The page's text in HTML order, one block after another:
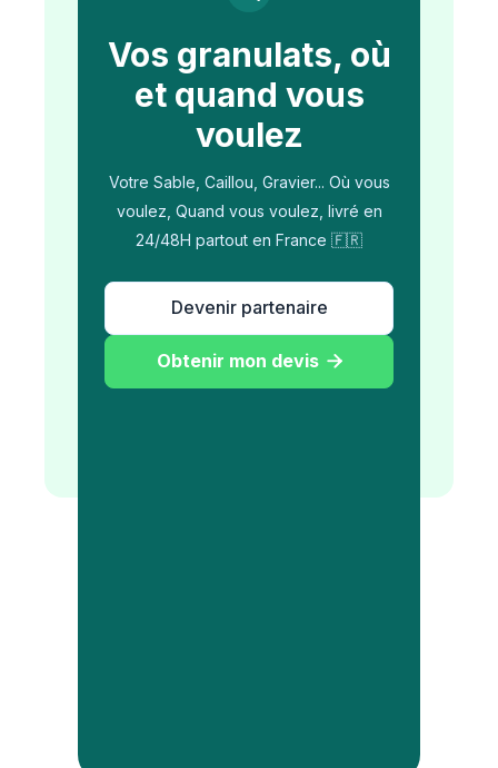
Vos granulats, où
et quand vous
voulez
Votre Sable, Caillou, Gravier... Où vous
voulez, Quand vous voulez, livré en
24/48H partout en France 🇫🇷
Devenir partenaire
Obtenir mon devis 